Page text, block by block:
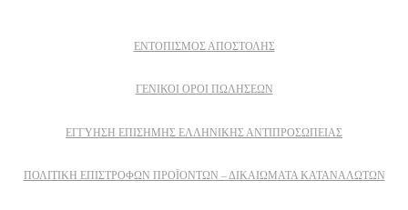
ΕΝΤΟΠΙΣΜΟΣ ΑΠΟΣΤΟΛΗΣ
ΓΕΝΙΚΟΙ ΟΡΟΙ ΠΩΛΗΣΕΩΝ
ΕΓΓΎΗΣΗ ΕΠΊΣΗΜΗΣ ΕΛΛΗΝΙΚΉΣ ΑΝΤΙΠΡΟΣΩΠΕΊΑΣ
ΠΟΛΙΤΙΚΉ ΕΠΙΣΤΡΟΦΏΝ ΠΡΟΪΌΝΤΩΝ – ΔΙΚΑΙΏΜΑΤΑ ΚΑΤΑΝΑΛΩΤΏΝ